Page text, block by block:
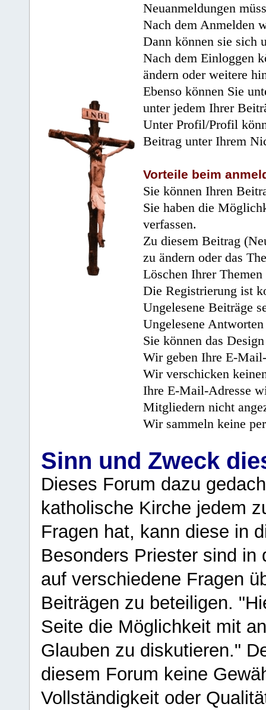
Neuanmeldungen
Nach dem Anmelden
Dann können sie sich
Nach dem Einloggen
ändern oder weitere
Ebenso können Sie
unter jedem Ihrer
Unter Profil/Profil
Beitrag unter Ihrem
Vorteile beim
Sie können Ihren
Sie haben die
verfassen.
Zu diesem Beitrag
zu ändern oder das
Löschen Ihrer
Die Registrierung ist
Ungelesene Beiträge
Ungelesene
Sie können das
Wir geben Ihre E-
Wir verschicken
Ihre E-Mail-Adresse
Mitgliedern nicht
Wir sammeln keine
Sinn und Zweck
Dieses Forum dazu
katholische Kirche jedem
Fragen hat, kann diese in
Besonders Priester sind in
auf verschiedene Fragen
Beiträgen zu beteiligen.
Seite die Möglichkeit mit
Glauben zu diskutieren."
diesem Forum keine
Vollständigkeit oder